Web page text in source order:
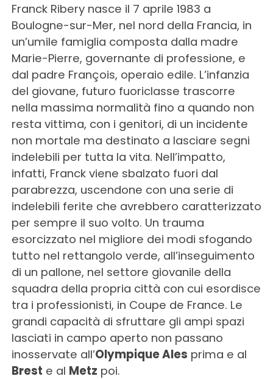
Franck Ribery nasce il 7 aprile 1983 a
Boulogne-sur-Mer, nel nord della Francia, in
un’umile famiglia composta dalla madre
Marie-Pierre, governante di professione, e
dal padre François, operaio edile. L’infanzia
del giovane, futuro fuoriclasse trascorre
nella massima normalità fino a quando non
resta vittima, con i genitori, di un incidente
non mortale ma destinato a lasciare segni
indelebili per tutta la vita. Nell’impatto,
infatti, Franck viene sbalzato fuori dal
parabrezza, uscendone con una serie di
indelebili ferite che avrebbero caratterizzato
per sempre il suo volto. Un trauma
esorcizzato nel migliore dei modi sfogando
tutto nel rettangolo verde, all’inseguimento
di un pallone, nel settore giovanile della
squadra della propria città con cui esordisce
tra i professionisti, in Coupe de France. Le
grandi capacità di sfruttare gli ampi spazi
lasciati in campo aperto non passano
inosservate all’Olympique Ales prima e al
Brest e al Metz poi.